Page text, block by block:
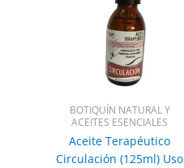
BOTIQUÍN NATURAL Y
ACEITES ESENCIALES
Aceite Terapéutico
Circulación (125ml) Uso